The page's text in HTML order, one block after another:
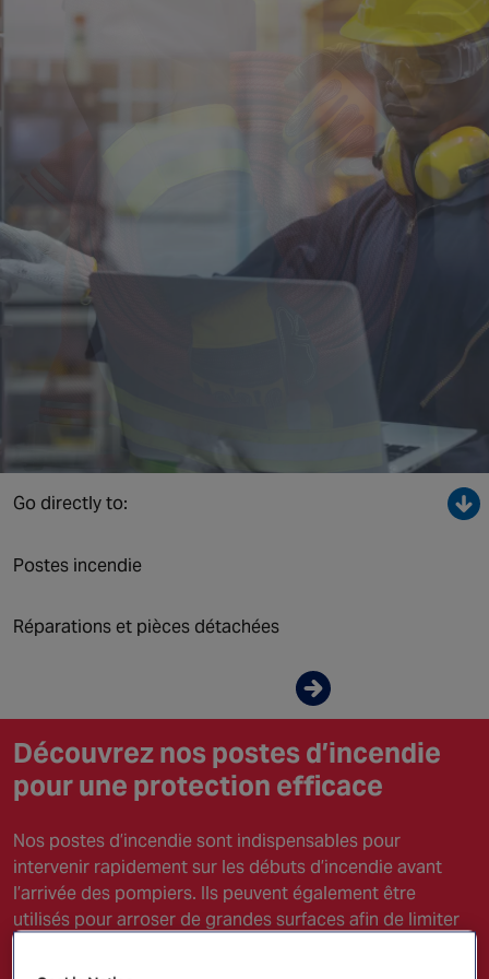
New Zealand
Singapore
Austria
France
Germany
Ireland
Spain
United Kingdom
NORTH AMERICA
Go directly to:
Postes incendie
Réparations et pièces détachées
Découvrez nos postes d’incendie
pour une protection efficace
Nos postes d’incendie sont indispensables pour
intervenir rapidement sur les débuts d’incendie avant
l’arrivée des pompiers. Ils peuvent également être
utilisés pour arroser de grandes surfaces afin de limiter
ils permettent d’opter pour une couverture étendue avec